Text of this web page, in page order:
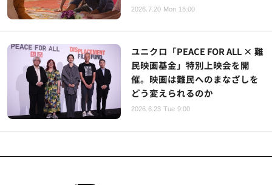
2026.7.20 Mon 18:00
ユニクロ「PEACE FOR ALL × 難
民映画基金」特別上映会を開
催。映画は難民へのまなざしを
どう変えられるのか
2026.6.23 Tue 9:00